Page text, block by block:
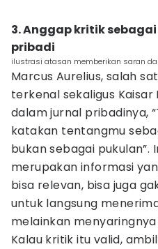
3. Anggap kritik
pribadi
ilustrasi atasan memberikan saran
Marcus Aurelius, salah
terkenal sekaligus Kaisar
dalam jurnal pribadinya,
katakan tentangmu
bukan sebagai pukulan”.
merupakan informasi
bisa relevan, bisa juga
untuk langsung
melainkan
Kalau kritik itu valid,